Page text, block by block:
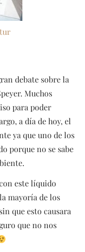
debate sobre la
Muchos
para poder
a día de hoy, el
ya que uno de los
porque no se sabe
este líquido
mayoría de los
que esto causara
que no nos